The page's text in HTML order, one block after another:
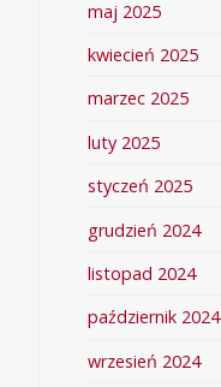
maj 2025
kwiecień 2025
marzec 2025
luty 2025
styczeń 2025
grudzień 2024
listopad 2024
październik 2024
wrzesień 2024